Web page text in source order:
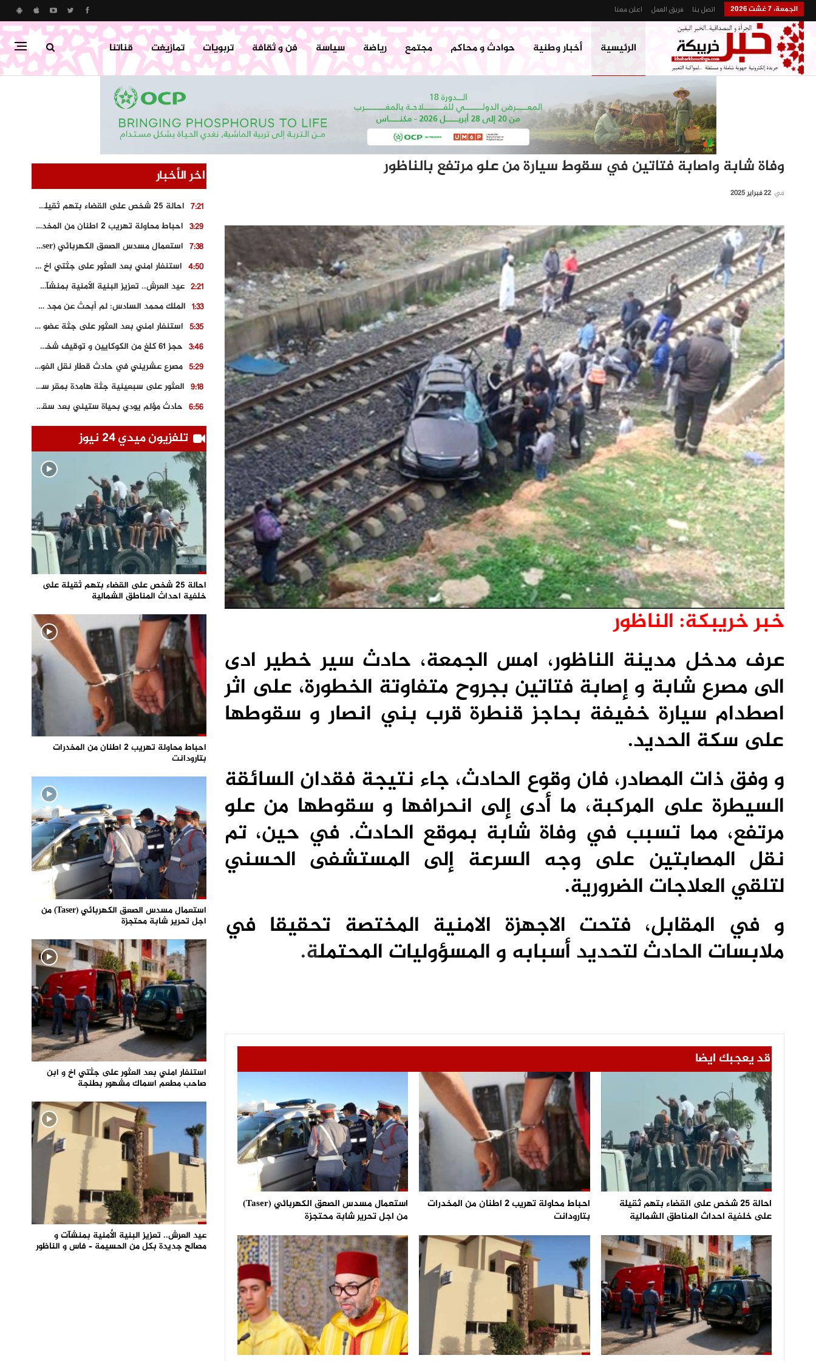
الجمعة، 7 غشت 2026 اتصل بنا فريق العمل اعلن معنا
الرئيسية أخبار وطنية حوادث و محاكم مجتمع رياضة سياسة فن و ثقافة تربويات تمازيغت قناتنا
وفاة شابة واصابة فتاتين في سقوط سيارة من علو مرتفع بالناظور
في 22 فبراير 2025
خبر خريبكة: الناظور
عرف مدخل مدينة الناظور، امس الجمعة، حادث سير خطير ادى
الى مصرع شابة و إصابة فتاتين بجروح متفاوتة الخطورة، على اثر
اصطدام سيارة خفيفة بحاجز قنطرة قرب بني انصار و سقوطها
على سكة الحديد.
و وفق ذات المصادر، فان وقوع الحادث، جاء نتيجة فقدان السائقة
السيطرة على المركبة، ما أدى إلى انحرافها و سقوطها من علو
مرتفع، مما تسبب في وفاة شابة بموقع الحادث. في حين، تم
نقل المصابتين على وجه السرعة إلى المستشفى الحسني
لتلقي العلاجات الضرورية.
و في المقابل، فتحت الاجهزة الامنية المختصة تحقيقا في
ملابسات الحادث لتحديد أسبابه و المسؤوليات المحتملة.
قد يعجبك ايضا
احالة 25 شخص على القضاء بتهم ثقيلة
على خلفية احداث المناطق الشمالية
احباط محاولة تهريب 2 اطنان من المخدرات
بتارودانت
استعمال مسدس الصعق الكهربائي (Taser)
من اجل تحرير شابة محتجزة
اخر الأخبار
7:21
احالة 25 شخص على القضاء بتهم ثقيلة على خلفية احداث المناطق الشمالية
3:29
احباط محاولة تهريب 2 اطنان من المخدرات بتارودانت
7:38
استعمال مسدس الصعق الكهربائي (Taser) من اجل تحرير شابة محتجزة
4:50
استنفار امني بعد العثور على جثتي اخ و ابن صاحب مطعم اسماك مشهور بطنجة
2:21
عيد العرش.. تعزيز البنية الأمنية بمنشآت و مصالح جديدة بكل من الحسيمة – فاس و الناظور
1:33
الملك محمد السادس: لم أبحث عن مجد شخصي.. وهَمي كرامة المغاربة
5:35
استنفار امني بعد العثور على جثة عضو سابق في حزب المصباح بالقنيطرة..
3:46
حجز 61 كلغ من الكوكايين و توقيف شخصين بالكركرات
5:29
مصرع عشريني في حادث قطار نقل الفوسفاط..
9:18
العثور على سبعينية جثة هامدة بمقر سكناها بمراكش
6:56
حادث مؤلم يودي بحياة ستيني بعد سقوطه في فرن تقليدي “للجير”
3:02
مصرع شابة ثلاثينية إثر سقوط سيارتها من منحدر خطير بالجرف الأصفر
3:04
6:42
العثور على جثة سبعيني مدفونة بعد أسابيع من اختفائه الغامض
4:40
تلفزيون ميدي 24 نيوز
احالة 25 شخص على القضاء بتهم ثقيلة على
خلفية احداث المناطق الشمالية
احباط محاولة تهريب 2 اطنان من المخدرات
بتارودانت
استعمال مسدس الصعق الكهربائي (Taser) من
اجل تحرير شابة محتجزة
استنفار امني بعد العثور على جثتي اخ و ابن
صاحب مطعم اسماك مشهور بطنجة
عيد العرش.. تعزيز البنية الأمنية بمنشآت و
مصالح جديدة بكل من الحسيمة – فاس و الناظور